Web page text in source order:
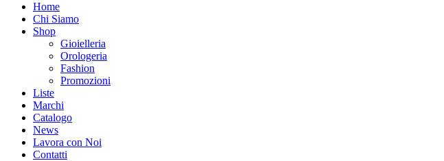
Home
Chi Siamo
Shop
Gioielleria
Orologeria
Fashion
Promozioni
Liste
Marchi
Catalogo
News
Lavora con Noi
Contatti